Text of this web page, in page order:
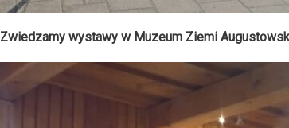
Zwiedzamy wystawy w Muzeum Ziemi